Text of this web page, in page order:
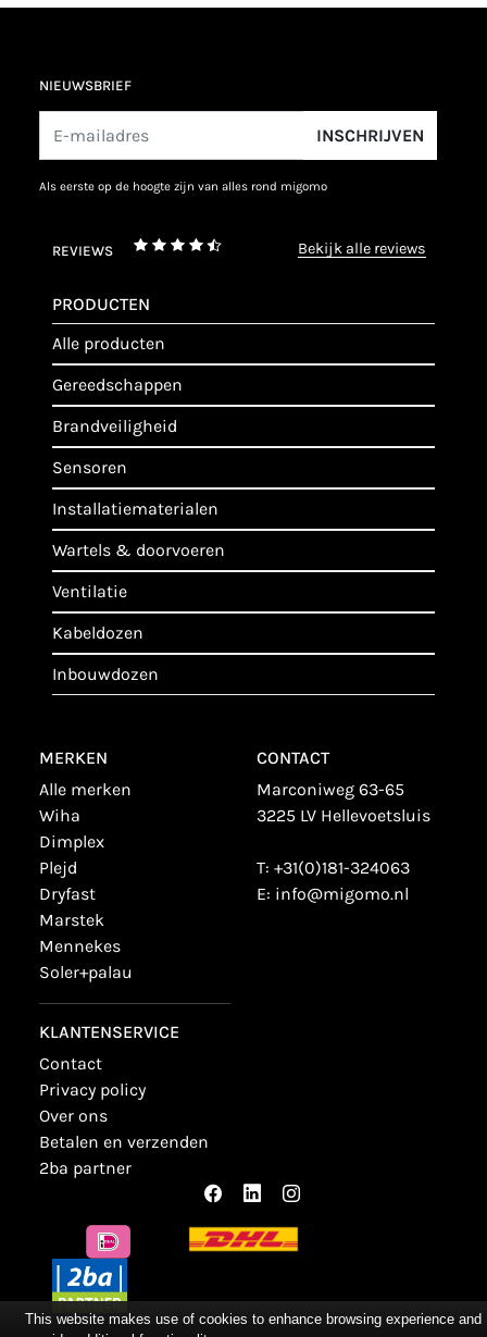
NIEUWSBRIEF
INSCHRIJVEN
als eerste op de hoogte zijn van alles rond migomo
REVIEWS bekijk alle reviews
PRODUCTEN
alle producten
gereedschappen
brandveiligheid
sensoren
installatiematerialen
wartels & doorvoeren
ventilatie
kabeldozen
inbouwdozen
MERKEN
alle merken
wiha
dimplex
plejd
dryfast
marstek
mennekes
soler+palau
KLANTENSERVICE
contact
privacy policy
over ons
betalen en verzenden
2ba partner
CONTACT
Marconiweg 63-65
3225 LV Hellevoetsluis
T: +31(0)181-324063
E: info@migomo.nl
This website makes use of cookies to enhance browsing experience and